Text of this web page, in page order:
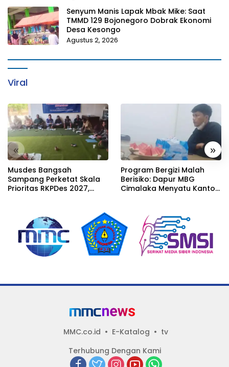
Senyum Manis Lapak Mbak Mike: Saat
TMMD 129 Bojonegoro Dobrak Ekonomi
Desa Kesongo
Agustus 2, 2026
Viral
« »
Musdes Bangsah
Sampang Perketat Skala
Prioritas RKPDes 2027,
pada pemerataan yang
seragam
Program Bergizi Malah
Berisiko: Dapur MBG
Cimalaka Menyatu Kantor
MMC.co.id E-Katalog
tv
Terhubung Dengan Kami